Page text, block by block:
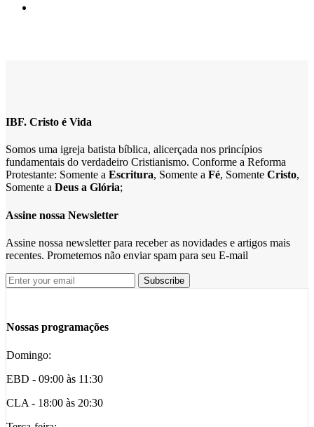
IBF. Cristo é Vida
Somos uma igreja batista bíblica, alicerçada nos princípios
fundamentais do verdadeiro Cristianismo. Conforme a Reforma
Protestante: Somente a Escritura, Somente a Fé, Somente Cristo,
Somente a Deus a Glória;
Assine nossa Newsletter
Assine nossa newsletter para receber as novidades e artigos mais
recentes. Prometemos não enviar spam para seu E-mail
Nossas programações
Domingo:
EBD - 09:00 às 11:30
CLA - 18:00 às 20:30